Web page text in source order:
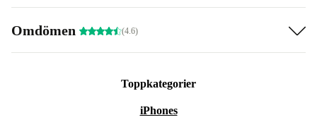
Omdömen (4.6)
Toppkategorier
iPhones